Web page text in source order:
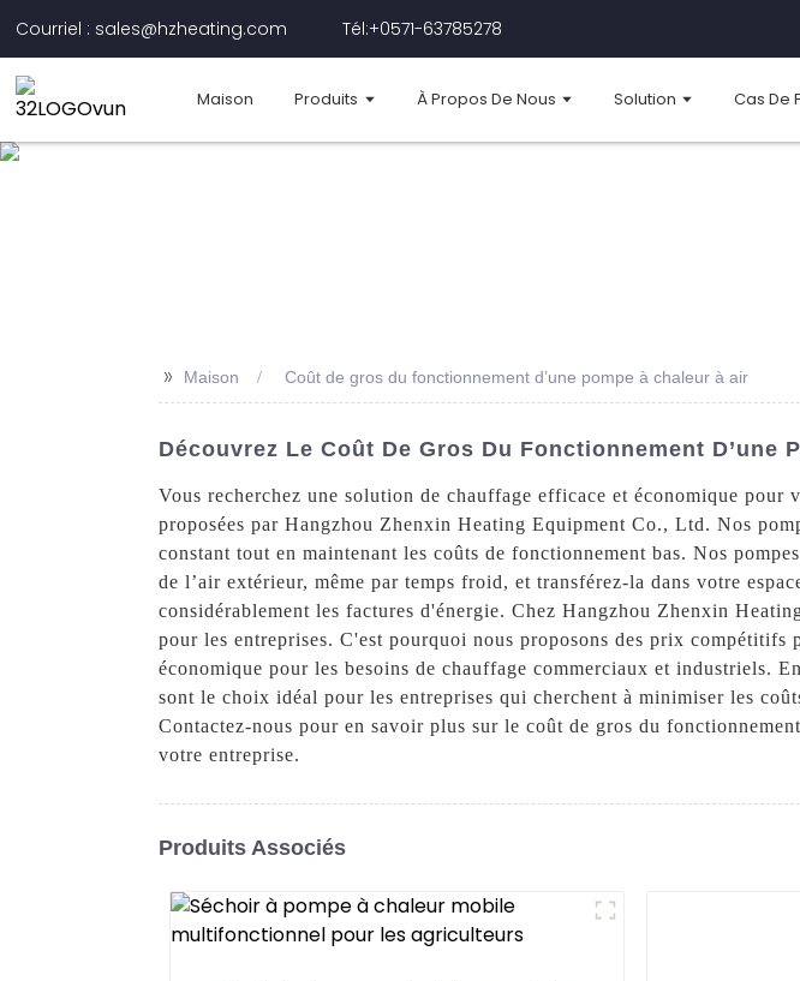
Courriel : sales@hzheating.com Tél:+0571-63785278
Maison Produits À Propos De Nous Solution Cas De
>> Maison Coût de gros du fonctionnement d’une pompe à chaleur à air
Découvrez Le Coût De Gros Du Fonctionnement D’une
Vous recherchez une solution de chauffage efficace et économique
proposées par Hangzhou Zhenxin Heating Equipment Co., Ltd. Nos
constant tout en maintenant les coûts de fonctionnement bas. Nos
de l’air extérieur, même par temps froid, et transférez-la dans votre
considérablement les factures d'énergie. Chez Hangzhou Zhenxin
pour les entreprises. C'est pourquoi nous proposons des prix
économique pour les besoins de chauffage commerciaux et industriels.
sont le choix idéal pour les entreprises qui cherchent à minimiser les
Contactez-nous pour en savoir plus sur le coût de gros du
votre entreprise.
Produits Associés